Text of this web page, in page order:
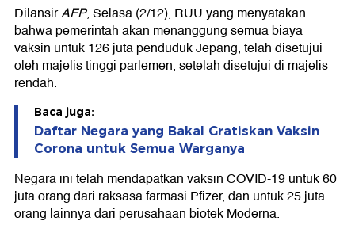
DilansirAFP, Selasa (2/12), RUU yang menyatakan
bahwa pemerintah akan menanggung semua biaya
vaksin untuk 126 juta penduduk Jepang, telah disetujui
oleh majelis tinggi parlemen, setelah disetujui di majelis
rendah.
Baca juga:
Daftar Negara yang Bakal Gratiskan Vaksin
Corona untuk Semua Warganya
Negara ini telah mendapatkan vaksin COVID-19 untuk 60
juta orang dari raksasa farmasi Pfizer, dan untuk 25 juta
orang lainnya dari perusahaan biotek Moderna.